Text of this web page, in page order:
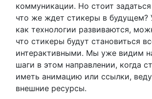
коммуникации. Но стоит
что же ждет стикеры в будущем?
как технологии развиваются,
что стикеры будут становиться
интерактивными. Мы уже видим
шаги в этом направлении, когда
иметь анимацию или ссылки,
внешние ресурсы.